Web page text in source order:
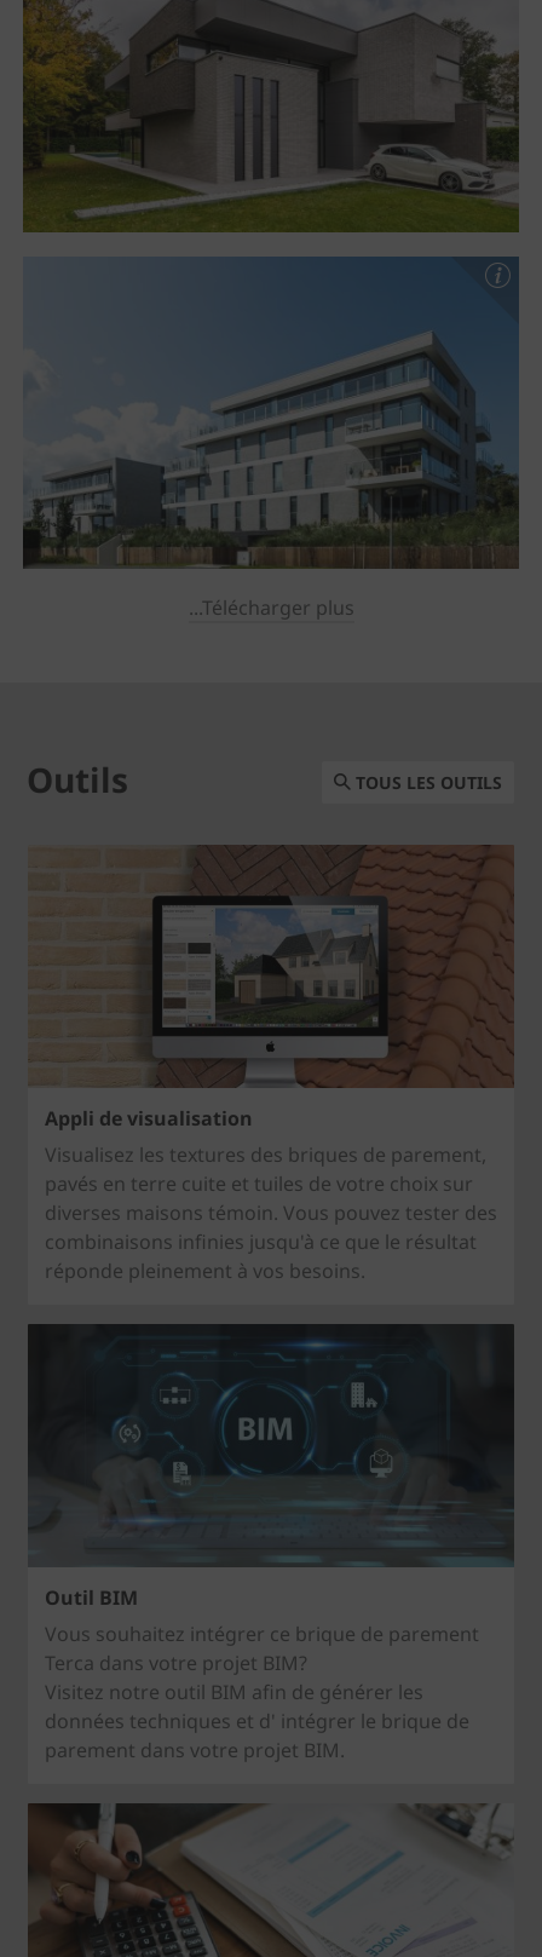
...Télécharger plus
Outils TOUS LES OUTILS
Appli de visualisation
Visualisez les textures des briques de parement,
pavés en terre cuite et tuiles de votre choix sur
diverses maisons témoin. Vous pouvez tester des
combinaisons infinies jusqu'à ce que le résultat
réponde pleinement à vos besoins.
Outil BIM
Vous souhaitez intégrer ce brique de parement
Terca dans votre projet BIM?
Visitez notre outil BIM afin de générer les
données techniques et d' intégrer le brique de
parement dans votre projet BIM.